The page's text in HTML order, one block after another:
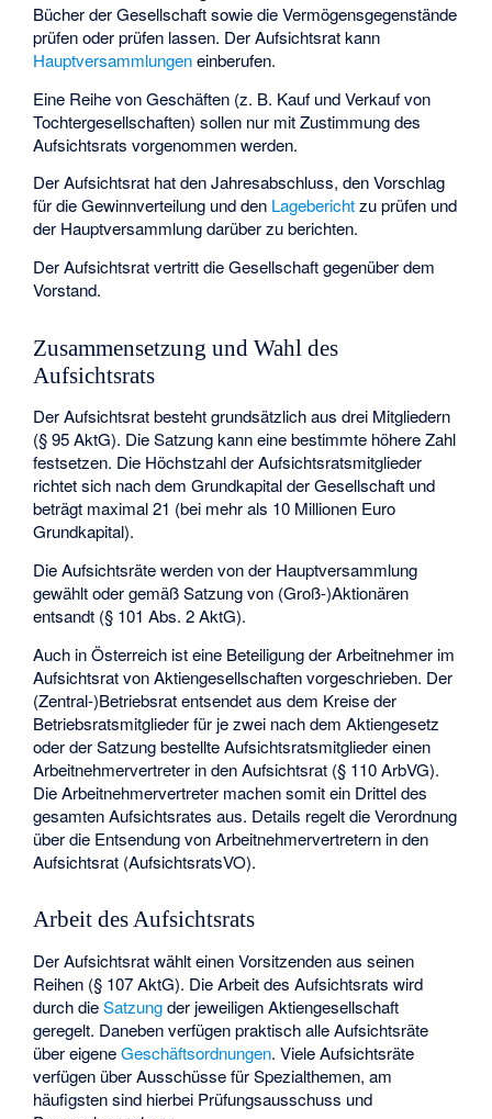
Bücher der Gesellschaft sowie die Vermögensgegenstände
prüfen oder prüfen lassen. Der Aufsichtsrat kann
Hauptversammlungeneinberufen.
Eine Reihe von Geschäften (z. B. Kauf und Verkauf von
Tochtergesellschaften) sollen nur mit Zustimmung des
Aufsichtsrats vorgenommen werden.
Der Aufsichtsrat hat den Jahresabschluss, den Vorschlag
für die Gewinnverteilung und den Lageberichtzu prüfen und
der Hauptversammlung darüber zu berichten.
Der Aufsichtsrat vertritt die Gesellschaft gegenüber dem
Vorstand.
Zusammensetzung und Wahl des
Aufsichtsrats
Der Aufsichtsrat besteht grundsätzlich aus drei Mitgliedern
(§ 95 AktG). Die Satzung kann eine bestimmte höhere Zahl
festsetzen. Die Höchstzahl der Aufsichtsratsmitglieder
richtet sich nach dem Grundkapital der Gesellschaft und
beträgt maximal 21 (bei mehr als 10 Millionen Euro
Grundkapital).
Die Aufsichtsräte werden von der Hauptversammlung
gewählt oder gemäß Satzung von (Groß-)Aktionären
entsandt (§ 101 Abs. 2 AktG).
Auch in Österreich ist eine Beteiligung der Arbeitnehmer im
Aufsichtsrat von Aktiengesellschaften vorgeschrieben. Der
(Zentral-)Betriebsrat entsendet aus dem Kreise der
Betriebsratsmitglieder für je zwei nach dem Aktiengesetz
oder der Satzung bestellte Aufsichtsratsmitglieder einen
Arbeitnehmervertreter in den Aufsichtsrat (§ 110 ArbVG).
Die Arbeitnehmervertreter machen somit ein Drittel des
gesamten Aufsichtsrates aus. Details regelt dieVerordnung
über die Entsendung von Arbeitnehmervertretern in den
Aufsichtsrat (AufsichtsratsVO).
Arbeit des Aufsichtsrats
Der Aufsichtsrat wählt einen Vorsitzenden aus seinen
Reihen (§ 107 AktG). Die Arbeit des Aufsichtsrats wird
durch dieSatzungder jeweiligen Aktiengesellschaft
geregelt. Daneben verfügen praktisch alle Aufsichtsräte
über eigeneGeschäftsordnungen. Viele Aufsichtsräte
verfügen über Ausschüsse für Spezialthemen, am
häufigsten sind hierbei Prüfungsausschuss und